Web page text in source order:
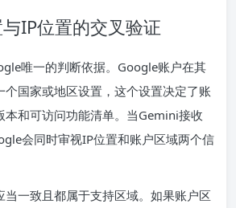
IP位置的交叉验证
唯一的判断依据。Google账户在其
个国家或地区设置，这个设置决定了账
本和可访问功能清单。当Gemini接收
会同时审视IP位置和账户区域两个信
当一致且都属于支持区域。如果账户区